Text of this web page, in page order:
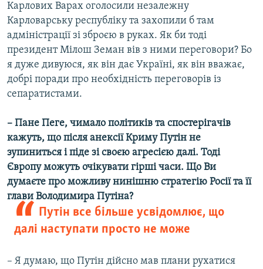
Карлових Варах оголосили незалежну
Карловарську республіку та захопили б там
адміністрації зі зброєю в руках. Як би тоді
президент Мілош Земан вів з ними переговори? Бо
я дуже дивуюся, як він дає Україні, як він вважає,
добрі поради про необхідність переговорів із
сепаратистами.
– Пане Пеге, чимало політиків та спостерігачів
кажуть, що після анексії Криму Путін не
зупиниться і піде зі своєю агресією далі. Тоді
Європу можуть очікувати гірші часи. Що Ви
думаєте про можливу нинішню стратегію Росії та її
глави Володимира Путіна?
Путін все більше усвідомлює, що
далі наступати просто не може
– Я думаю, що Путін дійсно мав плани рухатися